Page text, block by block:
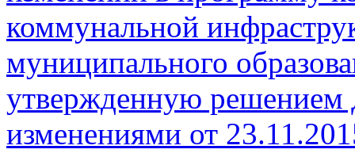
коммунальной
муниципального
утвержденную
изменениями от